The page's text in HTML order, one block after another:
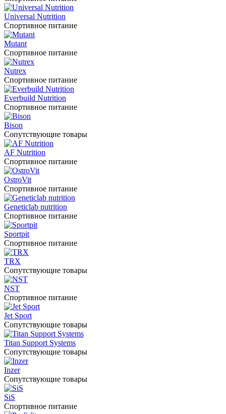
Universal Nutrition
Спортивное питание
Mutant
Спортивное питание
Nutrex
Спортивное питание
Everbuild Nutrition
Спортивное питание
Bison
Сопутствующие товары
AF Nutrition
Спортивное питание
OstroVit
Спортивное питание
Geneticlab nutrition
Спортивное питание
Sportpit
Спортивное питание
TRX
Сопутствующие товары
NST
Спортивное питание
Jet Sport
Сопутствующие товары
Titan Support Systems
Сопутствующие товары
Inzer
Сопутствующие товары
SiS
Спортивное питание